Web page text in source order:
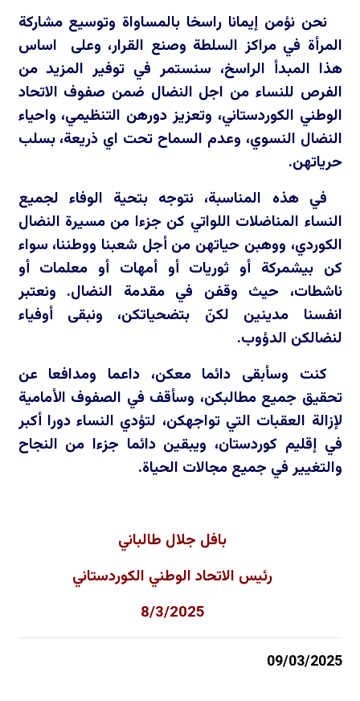
نحن نؤمن إيمانا راسخا بالمساواة وتوسيع مشاركة
المرأة في مراكز السلطة وصنع القرار، وعلى اساس
هذا المبدأ الراسخ، سنستمر في توفير المزيد من
الفرص للنساء من اجل النضال ضمن صفوف الاتحاد
الوطني الكوردستاني، وتعزيز دورهن التنظيمي، واحياء
النضال النسوي، وعدم السماح تحت اي ذريعة، بسلب
حرياتهن.
في هذه المناسبة، نتوجه بتحية الوفاء لجميع
النساء المناضلات اللواتي كن جزءا من مسيرة النضال
الكوردي، ووهبن حياتهن من أجل شعبنا ووطننا، سواء
كن بيشمركة أو ثوريات أو أمهات أو معلمات أو
ناشطات، حيث وقفن في مقدمة النضال. ونعتبر
انفسنا مدينين لكنّ بتضحياتكن، ونبقى أوفياء
لنضالكن الدؤوب.
كنت وسأبقى دائما معكن، داعما ومدافعا عن
تحقيق جميع مطالبكن، وسأقف في الصفوف الأمامية
لإزالة العقبات التي تواجهكن، لتؤدي النساء دورا أكبر
في إقليم كوردستان، ويبقين دائما جزءا من النجاح
والتغيير في جميع مجالات الحياة.
بافل جلال طالباني
رئيس الاتحاد الوطني الكوردستاني
8/3/2025
09/03/2025